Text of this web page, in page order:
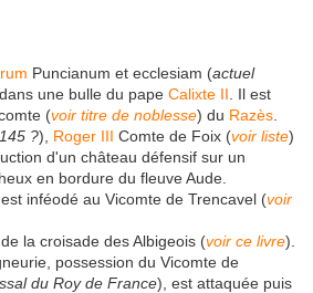
Puncianum et ecclesiam (actuel
une bulle du pape Calixte II . Il est
(voir titre de noblesse) du Razès
?), Roger III Comte de Foix (voir liste)
d'un château défensif sur un
en bordure du fleuve Aude.
inféodé au Vicomte de Trencavel (voir
la croisade des Albigeois (voir ce livre).
possession du Vicomte de
du Roy de France), est attaquée puis